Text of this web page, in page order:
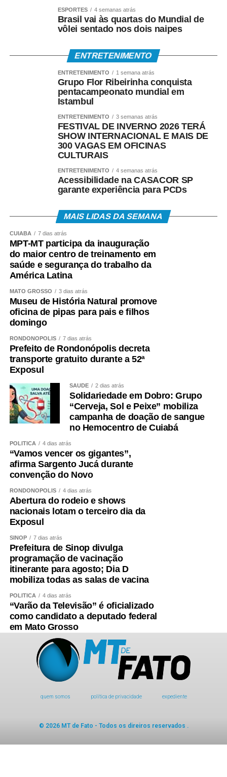
ESPORTES 4 semanas atrás
Brasil vai às quartas do Mundial de
vôlei sentado nos dois naipes
ENTRETENIMENTO
ENTRETENIMENTO 1 semana atrás
Grupo Flor Ribeirinha conquista
pentacampeonato mundial em
Istambul
ENTRETENIMENTO 3 semanas atrás
FESTIVAL DE INVERNO 2026 TERÁ
SHOW INTERNACIONAL E MAIS DE
300 VAGAS EM OFICINAS
CULTURAIS
ENTRETENIMENTO 4 semanas atrás
Acessibilidade na CASACOR SP
garante experiência para PCDs
MAIS LIDAS DA SEMANA
CUIABÁ 7 dias atrás
MPT-MT participa da inauguração
do maior centro de treinamento em
saúde e segurança do trabalho da
América Latina
MATO GROSSO 3 dias atrás
Museu de História Natural promove
oficina de pipas para pais e filhos
domingo
RONDONÓPOLIS 7 dias atrás
Prefeito de Rondonópolis decreta
transporte gratuito durante a 52ª
Exposul
SAÚDE 2 dias atrás
Solidariedade em Dobro: Grupo
“Cerveja, Sol e Peixe” mobiliza
campanha de doação de sangue
no Hemocentro de Cuiabá
POLÍTICA 4 dias atrás
“Vamos vencer os gigantes”,
afirma Sargento Jucá durante
convenção do Novo
RONDONÓPOLIS 4 dias atrás
Abertura do rodeio e shows
nacionais lotam o terceiro dia da
Exposul
SINOP 7 dias atrás
Prefeitura de Sinop divulga
programação de vacinação
itinerante para agosto; Dia D
mobiliza todas as salas de vacina
POLÍTICA 4 dias atrás
“Varão da Televisão” é oficializado
como candidato a deputado federal
em Mato Grosso
quem somos política de privacidade expediente
© 2026 MT de Fato - Todos os direiros reservados .